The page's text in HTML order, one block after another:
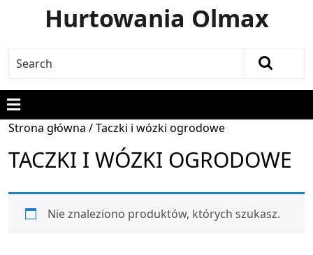
Hurtowania Olmax
Strona główna / Taczki i wózki ogrodowe
TACZKI I WÓZKI OGRODOWE
Nie znaleziono produktów, których szukasz.